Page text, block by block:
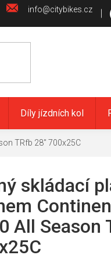
info@citybikes.cz
Díly jízdních kol
TRfb 28" 700x25C
skládací
All Season